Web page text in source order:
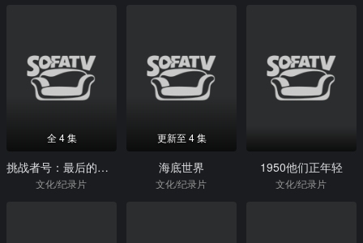
全 4 集
挑战者号：最后的飞行
文化/纪录片
更新至 4 集
海底世界
文化/纪录片
1950他们正年轻
文化/纪录片